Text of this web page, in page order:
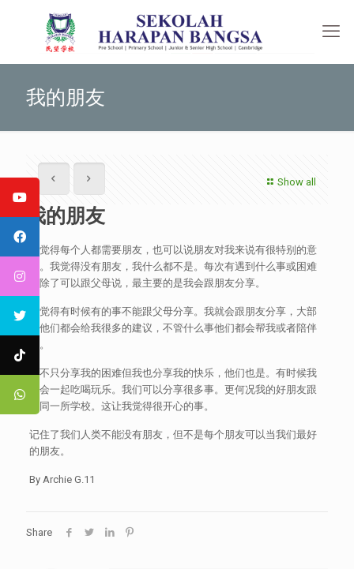
我的朋友
Show all
我的朋友
我觉得每个人都需要朋友，也可以说朋友对我来说有很特别的意
义。我觉得没有朋友，我什么都不是。每次有遇到什么事或困难
我除了可以跟父母说，最主要的是我会跟朋友分享。
我觉得有时候有的事不能跟父母分享。我就会跟朋友分享，大部
分他们都会给我很多的建议，不管什么事他们都会帮我或者陪伴
我。
我不只分享我的困难但我也分享我的快乐，他们也是。有时候我
们会一起吃喝玩乐。我们可以分享很多事。更何况我的好朋友跟
我同一所学校。这让我觉得很开心的事。
记住了我们人类不能没有朋友，但不是每个朋友可以当我们最好
的朋友。
By Archie G.11
Share